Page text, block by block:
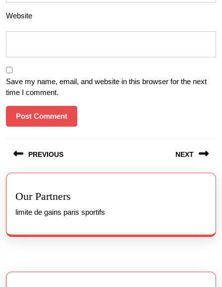
Website
Save my name, email, and website in this browser for the next
time I comment.
navigation
PREVIOUS
Previous
post:
NEXT
Our Partners
limite de gains paris sportifs